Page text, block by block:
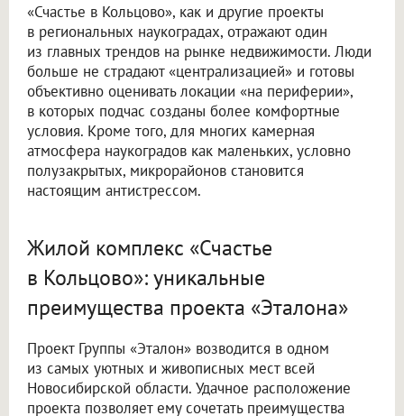
«Счастье в Кольцово», как и другие проекты
в региональных наукоградах, отражают один
из главных трендов на рынке недвижимости. Люди
больше не страдают «централизацией» и готовы
объективно оценивать локации «на периферии»,
в которых подчас созданы более комфортные
условия. Кроме того, для многих камерная
атмосфера наукоградов как маленьких, условно
полузакрытых, микрорайонов становится
настоящим антистрессом.
Жилой комплекс «Счастье
в Кольцово»: уникальные
преимущества проекта «Эталона»
Проект Группы «Эталон» возводится в одном
из самых уютных и живописных мест всей
Новосибирской области. Удачное расположение
проекта позволяет ему сочетать преимущества